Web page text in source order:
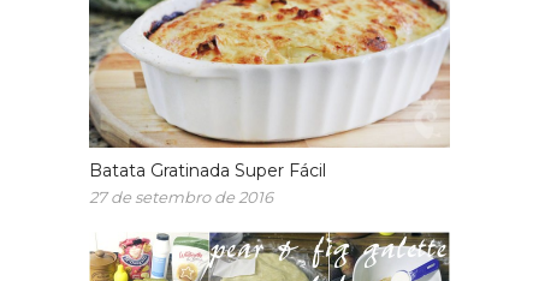
Batata Gratinada Super Fácil
27 de setembro de 2016